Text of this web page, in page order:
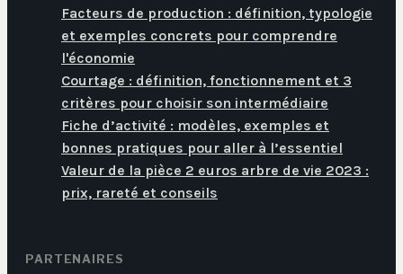
Facteurs de production : définition, typologie
et exemples concrets pour comprendre
l'économie
Courtage : définition, fonctionnement et 3
critères pour choisir son intermédiaire
Fiche d’activité : modèles, exemples et
bonnes pratiques pour aller à l’essentiel
Valeur de la pièce 2 euros arbre de vie 2023 :
prix, rareté et conseils
PARTENAIRES